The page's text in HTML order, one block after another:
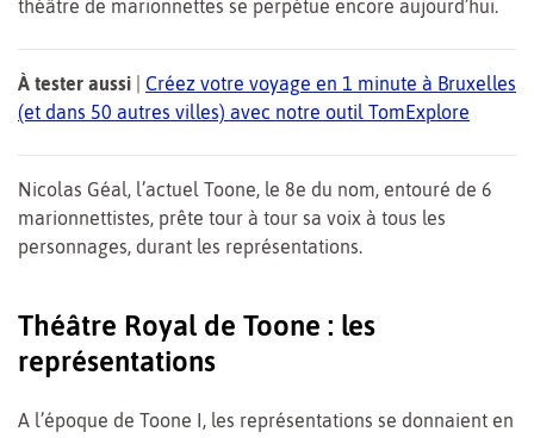
théâtre de marionnettes se perpétue encore aujourd’hui.
À tester aussi
Créez votre voyage en 1 minute à Bruxelles
(et dans 50 autres villes) avec notre outil TomExplore
Nicolas Géal, l’actuel Toone, le 8e du nom, entouré de 6
marionnettistes, prête tour à tour sa voix à tous les
personnages, durant les représentations.
Théâtre Royal de Toone : les
représentations
A l’époque de Toone I, les représentations se donnaient en